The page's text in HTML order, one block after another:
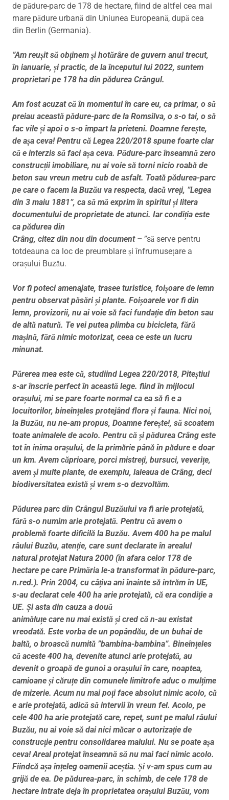
de pădure-parc de 178 de hectare, fiind de altfel cea mai
mare pădure urbană din Uniunea Europeană, după cea
din Berlin (Germania).
”Am reușit să obținem și hotărâre de guvern anul trecut,
în ianuarie, și practic, de la începutul lui 2022, suntem
proprietari pe 178 ha din pădurea Crângul.
Am fost acuzat că în momentul în care eu, ca primar, o să
preiau această pădure-parc de la Romsilva, o s-o tai, o să
fac vile și apoi o s-o împart la prieteni. Doamne ferește,
de așa ceva! Pentru că Legea 220/2018 spune foarte clar
că e interzis să faci așa ceva. Pădure-parc înseamnă zero
construcții imobiliare, nu ai voie să torni nicio roabă de
beton sau vreun metru cub de asfalt. Toată pădurea-parc
pe care o facem la Buzău va respecta, dacă vreți, ”Legea
din 3 maiu 1881”, ca să mă exprim în spiritul și litera
documentului de proprietate de atunci. Iar condiția este
ca pădurea din
Crâng, citez din nou din document – ”să serve pentru
totdeauna ca loc de preumblare și înfrumusețare a
orașului Buzău.
Vor fi poteci amenajate, trasee turistice, foișoare de lemn
pentru observat păsări și plante. Foișoarele vor fi din
lemn, provizorii, nu ai voie să faci fundație din beton sau
de altă natură. Te vei putea plimba cu bicicleta, fără
mașină, fără nimic motorizat, ceea ce este un lucru
minunat.
Părerea mea este că, studiind Legea 220/2018, Piteștiul
s-ar înscrie perfect în această lege. fiind în mijlocul
orașului, mi se pare foarte normal ca ea să fi e a
locuitorilor, bineînțeles protejând flora și fauna. Nici noi,
la Buzău, nu ne-am propus, Doamne ferește!, să scoatem
toate animalele de acolo. Pentru că și pădurea Crâng este
tot în inima orașului, de la primărie până în pădure e doar
un km. Avem căprioare, porci mistreți, bursuci, veverițe,
avem și multe plante, de exemplu, laleaua de Crâng, deci
biodiversitatea există și vrem s-o dezvoltăm.
Pădurea parc din Crângul Buzăului va fi arie protejată,
fără s-o numim arie protejată. Pentru că avem o
problemă foarte dificilă la Buzău. Avem 400 ha pe malul
râului Buzău, atenție, care sunt declarate în arealul
natural protejat Natura 2000 (în afara celor 178 de
hectare pe care Primăria le-a transformat în pădure-parc,
n.red.). Prin 2004, cu câțiva ani înainte să intrăm în UE,
s-au declarat cele 400 ha arie protejată, că era condiție a
UE. Și asta din cauza a două
animăluțe care nu mai există și cred că n-au existat
vreodată. Este vorba de un popândău, de un buhai de
baltă, o broască numită ”bambina-bambina”. Bineînțeles
că aceste 400 ha, devenite atunci arie protejată, au
devenit o groapă de gunoi a orașului în care, noaptea,
camioane și căruțe din comunele limitrofe aduc o mulțime
de mizerie. Acum nu mai poți face absolut nimic acolo, că
e arie protejată, adică să intervii în vreun fel. Acolo, pe
cele 400 ha arie protejată care, repet, sunt pe malul râului
Buzău, nu ai voie să dai nici măcar o autorizație de
construcție pentru consolidarea malului. Nu se poate așa
ceva! Areal protejat înseamnă să nu mai faci nimic acolo.
Fiindcă așa înțeleg oamenii aceștia. Și v-am spus cum au
grijă de ea. De pădurea-parc, în schimb, de cele 178 de
hectare intrate deja în proprietatea orașului Buzău, vom